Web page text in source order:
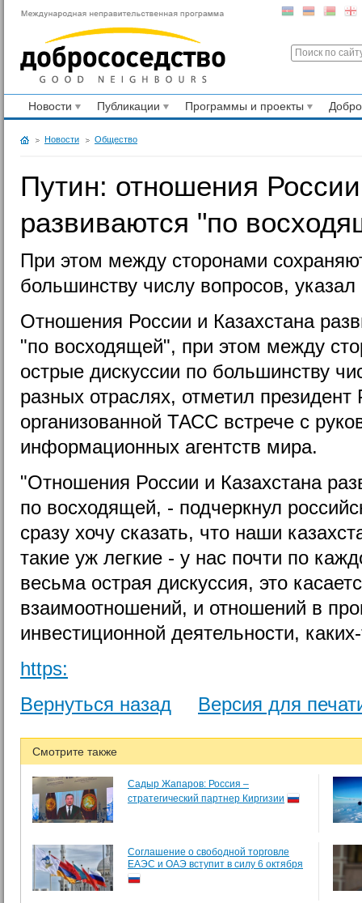
Новости Публикации Программы и проекты
Новости Общество
Путин: отношения
развиваются "по
При этом между сторонами
большинству числу вопросов,
Отношения России и Казахстана
"по восходящей", при этом между
острые дискуссии по большинству
разных отраслях, отметил
организованной ТАСС встрече с
информационных агентств мира.
"Отношения России и Казахстана
по восходящей, - подчеркнул
сразу хочу сказать, что наши
такие уж легкие - у нас почти по
весьма острая дискуссия, это
взаимоотношений, и отношений в
инвестиционной деятельности,
https:
Вернуться назад
Версия для
Смотрите также
Садыр Жапаров: Россия –
стратегический партнер Киргизии
Соглашение о свободной торговле
ЕАЭС и ОАЭ вступит в силу 6 октября